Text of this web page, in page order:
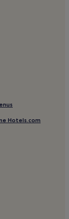
Hotels.com